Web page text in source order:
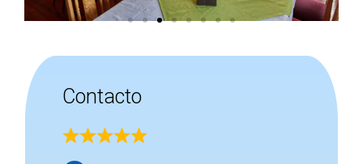
Contacto